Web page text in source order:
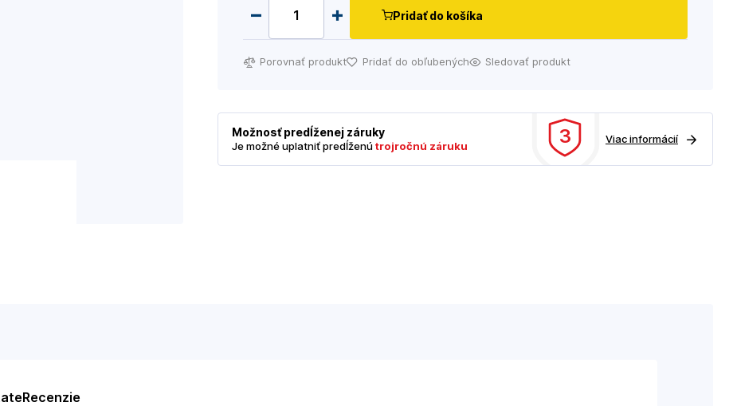
Pridať do košíka
Porovnať produkt Pridať do obľubených Sledovať produkt
Možnosť predĺženej záruky
Je možné uplatniť predĺženútrojročnú záruku 3 Viac informácií
Recenzie